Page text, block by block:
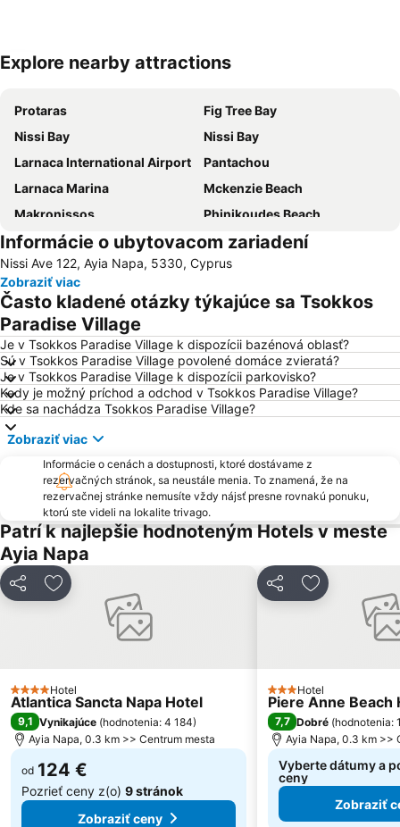
Explore nearby attractions
Protaras
Fig Tree Bay
Nissi Bay
Nissi Bay
Larnaca International Airport
Pantachou
Larnaca Marina
Mckenzie Beach
Makronissos
Phinikoudes Beach
Pernera A
Pernera P
Green Bay
Vathia Gonia
Ellinas
Dasaki Pylas Beach
Ayia Anna
Agia Thekla
Informácie o ubytovacom zariadení
Nissi Ave 122, Ayia Napa, 5330, Cyprus
Zobraziť viac
Často kladené otázky týkajúce sa Tsokkos
Paradise Village
Je v Tsokkos Paradise Village k dispozícii bazénová oblasť?
Sú v Tsokkos Paradise Village povolené domáce zvieratá?
Je v Tsokkos Paradise Village k dispozícii parkovisko?
Kedy je možný príchod a odchod v Tsokkos Paradise Village?
Kde sa nachádza Tsokkos Paradise Village?
Zobraziť viac
Informácie o cenách a dostupnosti, ktoré dostávame z
rezervačných stránok, sa neustále menia. To znamená, že na
rezervačnej stránke nemusíte vždy nájsť presne rovnakú ponuku,
ktorú ste videli na lokalite trivago.
Patrí k najlepšie hodnoteným Hotels v meste
Ayia Napa
ZdieľaťPridať do obľúbených
4 Počet hviezdičiek
Hotel
Atlantica Sancta Napa Hotel
9,1 Vynikajúce (hodnotenia: 4 184)
Ayia Napa, 0.3 km >> Centrum mesta
od 124 €
Pozrieť ceny z(o) 9 stránok
Zobraziť ceny
ZdieľaťPridať do
3 Počet hviezdičiek
Hotel
Piere Anne Beach
7,7 Dobré (hodnotenia:
Ayia Napa, 0.3 km >>
Vyberte dátumy a
ceny
Zobraziť